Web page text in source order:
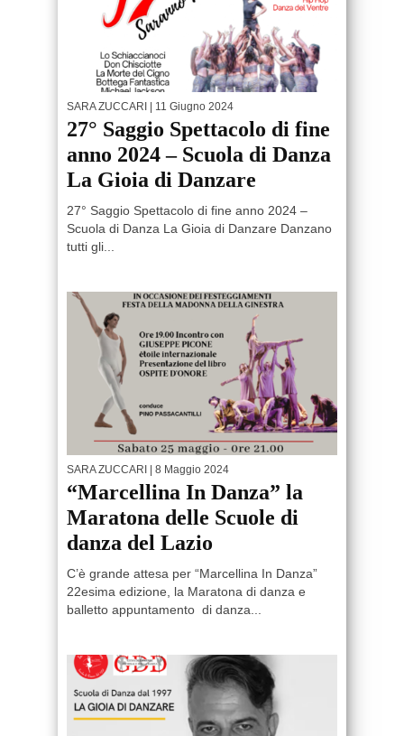
SARA ZUCCARI | 11 Giugno 2024
27° Saggio Spettacolo di fine
anno 2024 – Scuola di Danza
La Gioia di Danzare
27° Saggio Spettacolo di fine anno 2024 –
Scuola di Danza La Gioia di Danzare Danzano
tutti gli...
SARA ZUCCARI | 8 Maggio 2024
“Marcellina In Danza” la
Maratona delle Scuole di
danza del Lazio
C’è grande attesa per “Marcellina In Danza”
22esima edizione, la Maratona di danza e
balletto appuntamento di danza...